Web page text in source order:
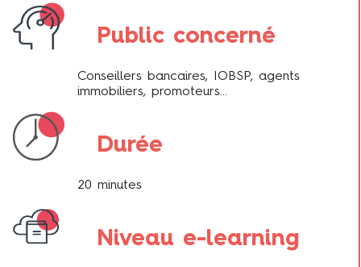
Public concerné
Conseillers bancaires, IOBSP, agents
immobiliers, promoteurs...
Durée
20 minutes
Niveau e-learning